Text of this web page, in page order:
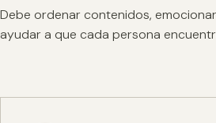
Debe ordenar contenidos,
ayudar a que cada persona